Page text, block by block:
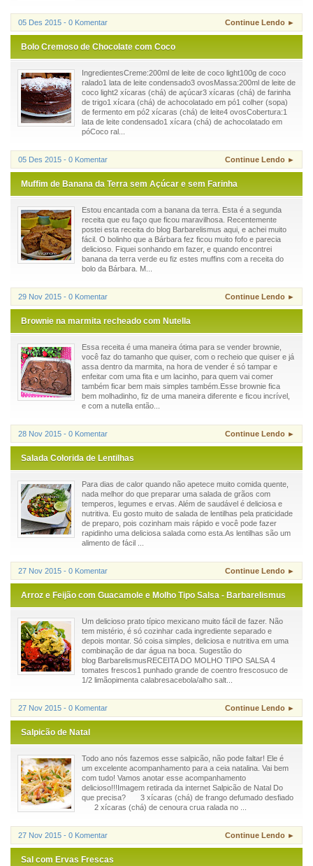
05 Des 2015 - 0 Komentar Continue Lendo ►
Bolo Cremoso de Chocolate com Coco
IngredientesCreme:200ml de leite de coco light100g de coco
ralado1 lata de leite condensado3 ovosMassa:200ml de leite de
coco light2 xícaras (chá) de açúcar3 xícaras (chá) de farinha
de trigo1 xícara (chá) de achocolatado em pó1 colher (sopa)
de fermento em pó2 xícaras (chá) de leite4 ovosCobertura:1
lata de leite condensado1 xícara (chá) de achocolatado em
póCoco ral...
05 Des 2015 - 0 Komentar Continue Lendo ►
Muffim de Banana da Terra sem Açúcar e sem Farinha
Estou encantada com a banana da terra. Esta é a segunda
receita que eu faço que ficou maravilhosa. Recentemente
postei esta receita do blog Barbarelismus aqui, e achei muito
fácil. O bolinho que a Bárbara fez ficou muito fofo e parecia
delicioso. Fiquei sonhando em fazer, e quando encontrei
banana da terra verde eu fiz estes muffins com a receita do
bolo da Bárbara. M...
29 Nov 2015 - 0 Komentar Continue Lendo ►
Brownie na marmita recheado com Nutella
Essa receita é uma maneira ótima para se vender brownie,
você faz do tamanho que quiser, com o recheio que quiser e já
assa dentro da marmita, na hora de vender é só tampar e
enfeitar com uma fita e um lacinho, para quem vai comer
também ficar bem mais simples também.Esse brownie fica
bem molhadinho, fiz de uma maneira diferente e ficou incrível,
e com a nutella então...
28 Nov 2015 - 0 Komentar Continue Lendo ►
Salada Colorida de Lentilhas
Para dias de calor quando não apetece muito comida quente,
nada melhor do que preparar uma salada de grãos com
temperos, legumes e ervas. Além de saudável é deliciosa e
nutritiva. Eu gosto muito de salada de lentilhas pela praticidade
de preparo, pois cozinham mais rápido e você pode fazer
rapidinho uma deliciosa salada como esta.As lentilhas são um
alimento de fácil ...
27 Nov 2015 - 0 Komentar Continue Lendo ►
Arroz e Feijão com Guacamole e Molho Tipo Salsa - Barbarelismus
Um delicioso prato típico mexicano muito fácil de fazer. Não
tem mistério, é só cozinhar cada ingrediente separado e
depois montar. Só coisa simples, deliciosa e nutritiva em uma
combinação de dar água na boca. Sugestão do
blog BarbarelismusRECEITA DO MOLHO TIPO SALSA 4
tomates frescos1 punhado grande de coentro frescosuco de
1/2 limãopimenta calabresacebola/alho salt...
27 Nov 2015 - 0 Komentar Continue Lendo ►
Salpicão de Natal
Todo ano nós fazemos esse salpicão, não pode faltar! Ele é
um excelente acompanhamento para a ceia natalina. Vai bem
com tudo! Vamos anotar esse acompanhamento
delicioso!!!Imagem retirada da internet Salpicão de Natal Do
que precisa? 3 xícaras (chá) de frango defumado desfiado
2 xícaras (chá) de cenoura crua ralada no ...
27 Nov 2015 - 0 Komentar Continue Lendo ►
Sal com Ervas Frescas